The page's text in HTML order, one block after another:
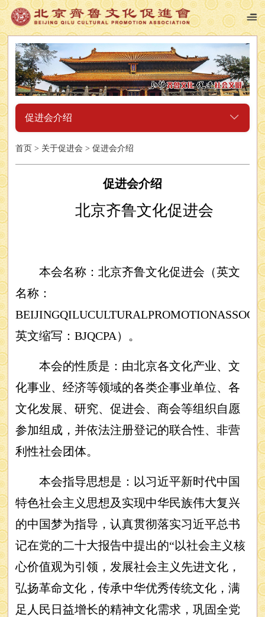
促进会介绍
首页 > 关于促进会 >促进会介绍
促进会介绍
北京齐鲁文化促进会
本会名称：北京齐鲁文化促进会（英文
名称：
英文缩写：BJQCPA）。
本会的性质是：由北京各文化产业、文
化事业、经济等领域的各类企事业单位、各
文化发展、研究、促进会、商会等组织自愿
参加组成，并依法注册登记的联合性、非营
利性社会团体。
本会指导思想是：以习近平新时代中国
特色社会主义思想及实现中华民族伟大复兴
的中国梦为指导，认真贯彻落实习近平总书
记在党的二十大报告中提出的“以社会主义核
心价值观为引领，发展社会主义先进文化，
弘扬革命文化，传承中华优秀传统文化，满
足人民日益增长的精神文化需求，巩固全党